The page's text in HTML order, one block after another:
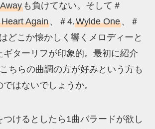
も負けてない。そして＃
Again、＃4.Wylde One、＃
どこか懐かしく響くメロディーと
ギターリフが印象的。最初に紹介
ちらの曲調の方が好みという方も
はないでしょうか。
けるとしたら1曲バラードが欲し